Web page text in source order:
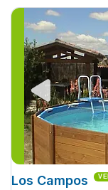
Los Campos